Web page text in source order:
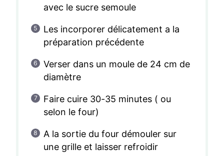
avec le sucre semoule
Les incorporer délicatement a la
préparation précédente
Verser dans un moule de 24 cm de
diamètre
Faire cuire 30-35 minutes ( ou
selon le four)
A la sortie du four démouler sur
une grille et laisser refroidir